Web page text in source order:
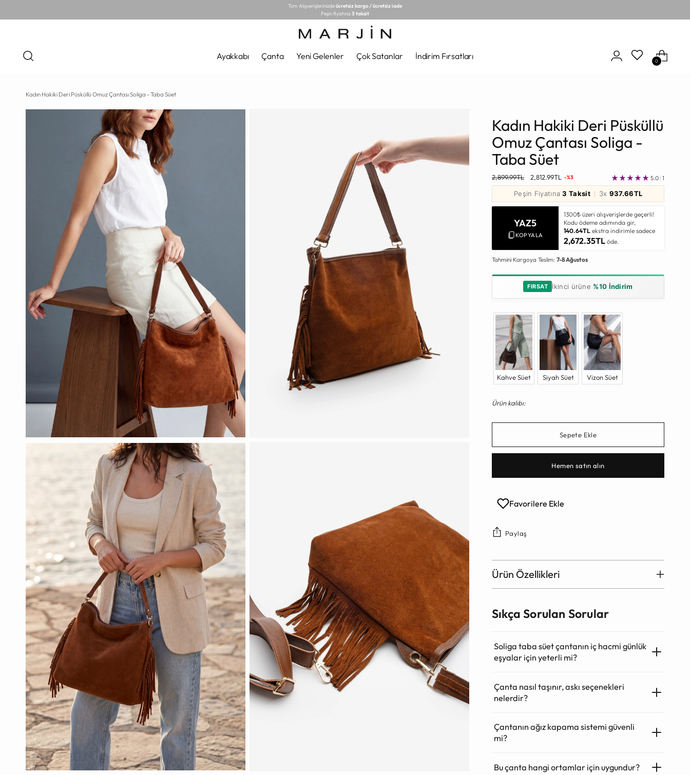
Tüm Alışverişlerinizdeücretsiz kargo / ücretsiz iade
Peşin fiyatına 3 taksit
Ayakkabı Çanta Yeni Gelenler Çok Satanlar İndirim Fırsatları 0
Kadın Hakiki Deri Püsküllü Omuz Çantası Soliga - Taba Süet
Kadın Hakiki Deri Püsküllü
Omuz Çantası Soliga -
Taba Süet
Normal
Fiyat
2,899.99TL 2,812.99TL -%3 5.0 | 1
Peşin Fiyatına3 Taksit 3x 937.66TL
YAZ5
KOPYALA
1300₺ üzeri alışverişlerde geçerli!
Kodu ödeme adımında gir,
140.64TL ekstra indirimle sadece
2,672.35TL öde.
Tahmini Kargoya Teslim:7-8 Ağustos
FIRSAT İkinci ürüne %10 İndirim
Kahve Süet Siyah Süet Vizon Süet
Ürün kalıbı:
Sepete Ekle
Hemen satın alın
Favorilere Ekle
Paylaş
Ürün Özellikleri
Sıkça Sorulan Sorular
Soliga taba süet çantanın iç hacmi günlük
eşyalar için yeterli mi?
Çanta nasıl taşınır, askı seçenekleri
nelerdir?
Çantanın ağız kapama sistemi güvenli
mi?
Bu çanta hangi ortamlar için uygundur?